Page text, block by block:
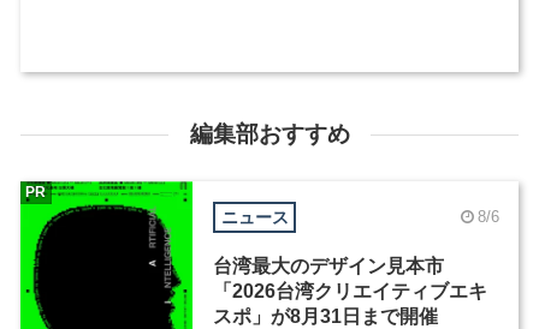
編集部おすすめ
ニュース 8/6
台湾最大のデザイン見本市
「2026台湾クリエイティブエキ
スポ」が8月31日まで開催
PR